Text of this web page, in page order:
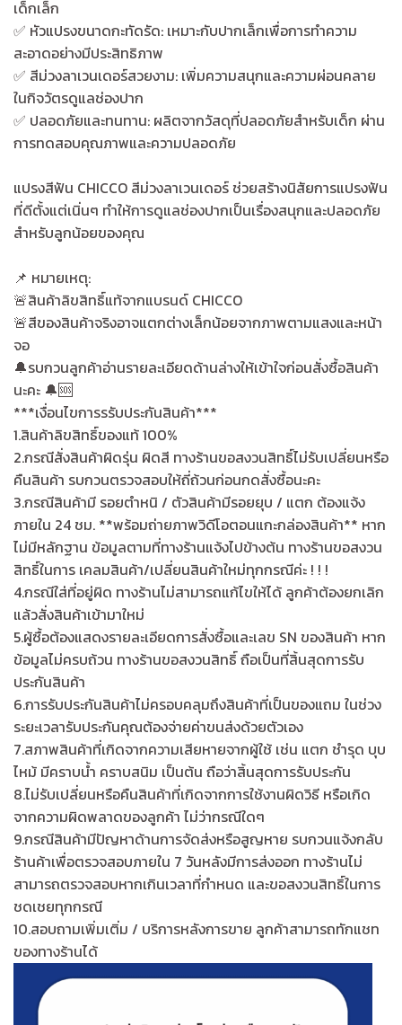
เด็กเล็ก
✅ หัวแปรงขนาดกะทัดรัด: เหมาะกับปากเล็กเพื่อการทำความ
สะอาดอย่างมีประสิทธิภาพ
✅ สีม่วงลาเวนเดอร์สวยงาม: เพิ่มความสนุกและความผ่อนคลาย
ในกิจวัตรดูแลช่องปาก
✅ ปลอดภัยและทนทาน: ผลิตจากวัสดุที่ปลอดภัยสำหรับเด็ก ผ่าน
การทดสอบคุณภาพและความปลอดภัย
แปรงสีฟัน CHICCO สีม่วงลาเวนเดอร์ ช่วยสร้างนิสัยการแปรงฟัน
ที่ดีตั้งแต่เนิ่นๆ ทำให้การดูแลช่องปากเป็นเรื่องสนุกและปลอดภัย
สำหรับลูกน้อยของคุณ
📌 หมายเหตุ:
🚨สินค้าลิขสิทธิ์แท้จากแบรนด์ CHICCO
🚨สีของสินค้าจริงอาจแตกต่างเล็กน้อยจากภาพตามแสงและหน้า
จอ
🔔รบกวนลูกค้าอ่านรายละเอียดด้านล่างให้เข้าใจก่อนสั่งซื้อสินค้า
นะคะ 🔔🆘
***เงื่อนไขการรรับประกันสินค้า***
1.สินค้าลิขสิทธิ์ของแท้ 100%
2.กรณีสั่งสินค้าผิดรุ่น ผิดสี ทางร้านขอสงวนสิทธิ์ไม่รับเปลี่ยนหรือ
คืนสินค้า รบกวนตรวจสอบให้ถี่ถ้วนก่อนกดสั่งซื้อนะคะ
3.กรณีสินค้ามี รอยตำหนิ / ตัวสินค้ามีรอยยุบ / แตก ต้องแจ้ง
ภายใน 24 ชม. **พร้อมถ่ายภาพวิดีโอตอนแกะกล่องสินค้า** หาก
ไม่มีหลักฐาน ข้อมูลตามที่ทางร้านแจ้งไปข้างต้น ทางร้านขอสงวน
สิทธิ์ในการ เคลมสินค้า/เปลี่ยนสินค้าใหม่ทุกกรณีค่ะ ! ! !
4.กรณีใส่ที่อยู่ผิด ทางร้านไม่สามารถแก้ไขให้ได้ ลูกค้าต้องยกเลิก
แล้วสั่งสินค้าเข้ามาใหม่
5.ผู้ซื้อต้องแสดงรายละเอียดการสั่งซื้อและเลข SN ของสินค้า หาก
ข้อมูลไม่ครบถ้วน ทางร้านขอสงวนสิทธิ์ ถือเป็นที่สิ้นสุดการรับ
ประกันสินค้า
6.การรับประกันสินค้าไม่ครอบคลุมถึงสินค้าที่เป็นของแถม ในช่วง
ระยะเวลารับประกันคุณต้องจ่ายค่าขนส่งด้วยตัวเอง
7.สภาพสินค้าที่เกิดจากความเสียหายจากผู้ใช้ เช่น แตก ชำรุด บุบ
ไหม้ มีคราบน้ำ คราบสนิม เป็นต้น ถือว่าสิ้นสุดการรับประกัน
8.ไม่รับเปลี่ยนหรือคืนสินค้าที่เกิดจากการใช้งานผิดวิธี หรือเกิด
จากความผิดพลาดของลูกค้า ไม่ว่ากรณีใดๆ
9.กรณีสินค้ามีปัญหาด้านการจัดส่งหรือสูญหาย รบกวนแจ้งกลับ
ร้านค้าเพื่อตรวจสอบภายใน 7 วันหลังมีการส่งออก ทางร้านไม่
สามารถตรวจสอบหากเกินเวลาที่กำหนด และขอสงวนสิทธิ์ในการ
ชดเชยทุกกรณี
10.สอบถามเพิ่มเติ่ม / บริการหลังการขาย ลูกค้าสามารถทักแชท
ของทางร้านได้